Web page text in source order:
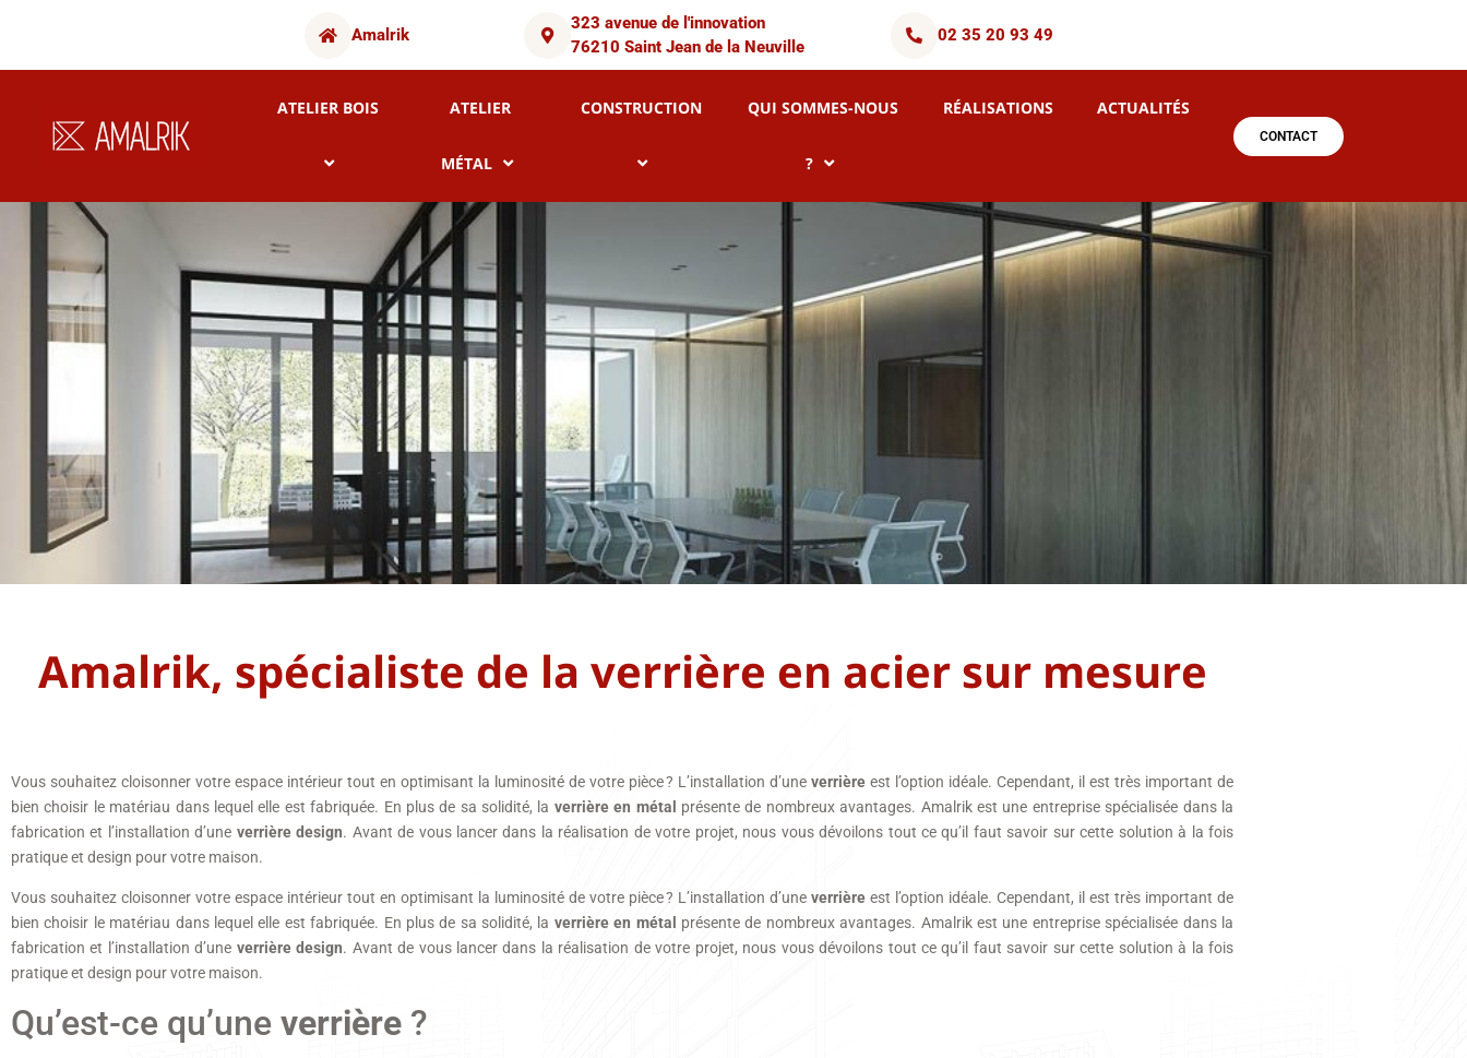
Amalrik
323 avenue de l'innovation
76210 Saint Jean de la Neuville
02 35 20 93 49
ATELIER BOIS ATELIER
MÉTAL
CONSTRUCTION QUI SOMMES-NOUS
?
RÉALISATIONS ACTUALITÉS
CONTACT
Amalrik, spécialiste de la verrière en acier sur mesure
Vous souhaitez cloisonner votre espace intérieur tout en optimisant la luminosité de votre pièce ? L’installation d’une verrière est l’option idéale. Cependant, il est très important de
bien choisir le matériau dans lequel elle est fabriquée. En plus de sa solidité, la verrière en métal
présente de nombreux avantages. Amalrik est une entreprise spécialisée dans la
fabrication et l’installation d’une verrière design. Avant de vous lancer dans la réalisation de votre projet, nous vous dévoilons tout ce qu’il faut savoir sur cette solution à la fois
pratique et design pour votre maison.
Vous souhaitez cloisonner votre espace intérieur tout en optimisant la luminosité de votre pièce ? L’installation d’une verrière est l’option idéale. Cependant, il est très important de
bien choisir le matériau dans lequel elle est fabriquée. En plus de sa solidité, la verrière en métal
présente de nombreux avantages. Amalrik est une entreprise spécialisée dans la
fabrication et l’installation d’une verrière design. Avant de vous lancer dans la réalisation de votre projet, nous vous dévoilons tout ce qu’il faut savoir sur cette solution à la fois
pratique et design pour votre maison.
Qu’est-ce qu’une verrière ?